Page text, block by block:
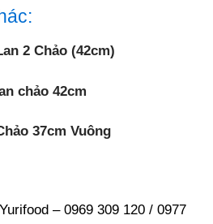
2 Chảo (42cm)
chảo 42cm
37cm Vuông
– 0969 309 120 / 0977